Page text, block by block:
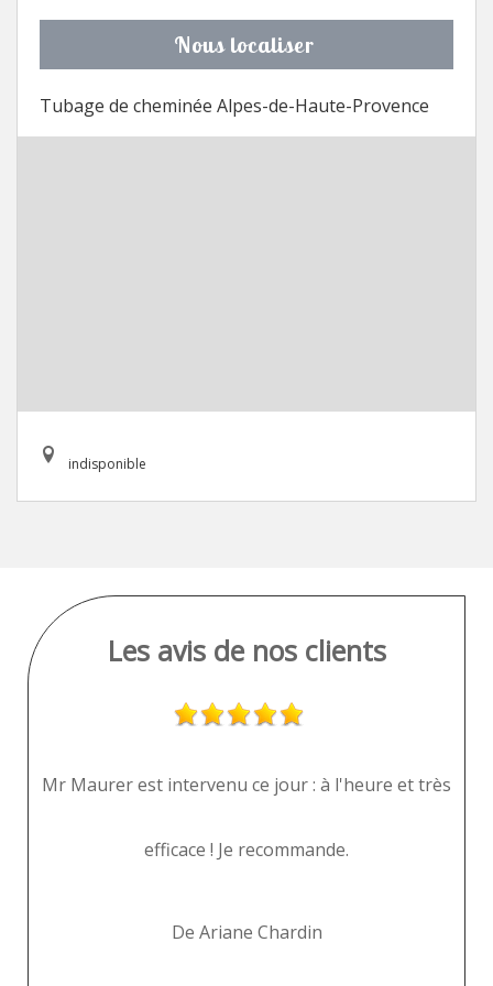
Nous localiser
Tubage de cheminée Alpes-de-Haute-Provence
indisponible
Les avis de nos clients
De Danielle Melemedjian